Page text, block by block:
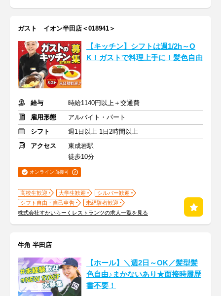
ガスト イオン半田店＜018941＞
【キッチン】シフトは週1/2h～O
K！ガストで料理上手に！髪色自由
給与
時給1140円以上＋交通費
雇用形態
アルバイト・パート
シフト
週1日以上 1日2時間以上
アクセス
東成岩駅
徒歩10分
オンライン面接可
高校生歓迎 大学生歓迎
シルバー歓迎
シフト自由・自己申告
未経験者歓迎
株式会社すかいらーくレストランツの求人一覧を見る
牛角 半田店
【ホール】＼週2日～OK／髪型髪
色自由♪まかないあり★面接時履歴
書不要！